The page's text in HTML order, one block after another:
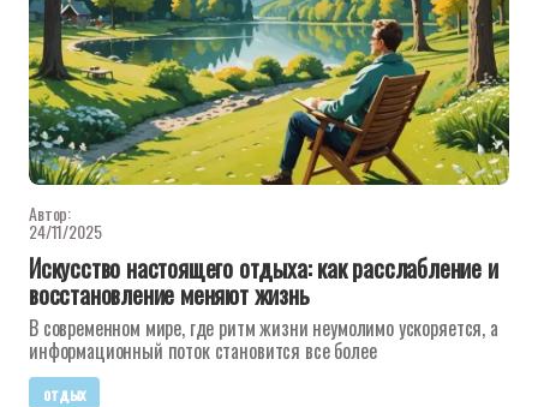
Автор:
24/11/2025
Искусство настоящего отдыха: как расслабление и
восстановление меняют жизнь
В современном мире, где ритм жизни неумолимо ускоряется, а
информационный поток становится все более
отдых